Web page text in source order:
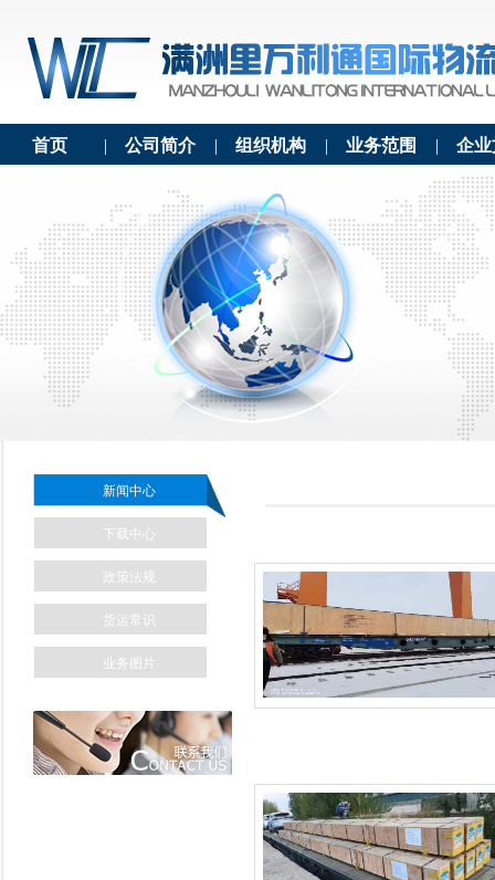
首页 | 公司简介 | 组织机构 | 业务范围 | 企
新闻中心
下载中心
政策法规
货运常识
业务图片